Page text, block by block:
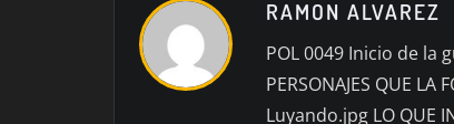
RAMON ALVAREZ
POL 0049 Inicio de la
PERSONAJES QUE
Luyando.jpg LO QUE